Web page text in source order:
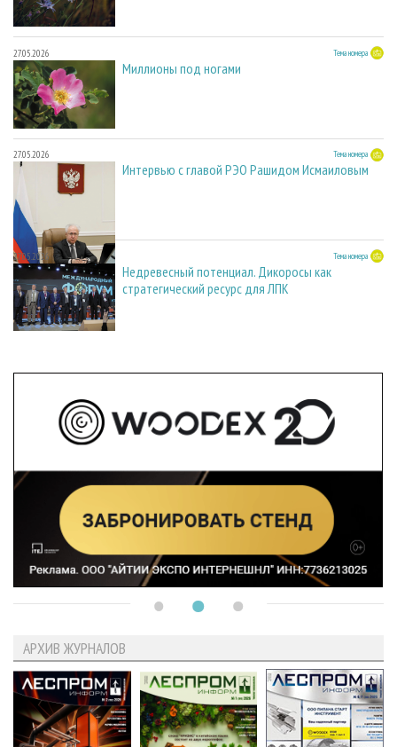
27.05.2026 Тема номера
Миллионы под ногами
27.05.2026 Тема номера
Интервью с главой РЭО Рашидом Исмаиловым
27.05.2026 Тема номера
Недревесный потенциал. Дикоросы как
стратегический ресурс для ЛПК
АРХИВ ЖУРНАЛОВ